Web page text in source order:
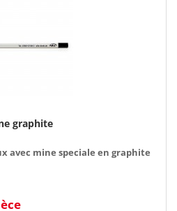
graphite
avec mine speciale en graphite